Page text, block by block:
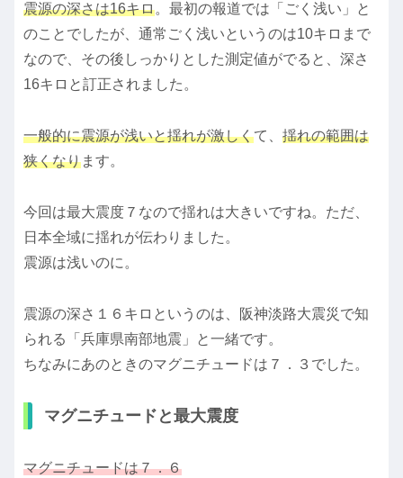
震源の深さは16キロ。最初の報道では「ごく浅い」と
のことでしたが、通常ごく浅いというのは10キロまで
なので、その後しっかりとした測定値がでると、深さ
16キロと訂正されました。
一般的に震源が浅いと揺れが激しくて、 揺れの範囲は
狭くなります。
今回は最大震度７なので揺れは大きいですね。ただ、
日本全域に揺れが伝わりました。
震源は浅いのに。
震源の深さ１６キロというのは、阪神淡路大震災で知
られる「兵庫県南部地震」と一緒です。
ちなみにあのときのマグニチュードは７．３でした。
マグニチュードと最大震度
マグニチュードは７．６